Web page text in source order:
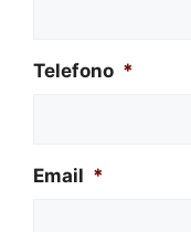
Telefono *
Email *